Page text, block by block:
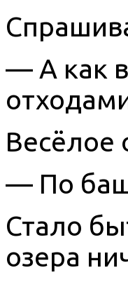
— А как
Весёлое
— По
Стало
озера